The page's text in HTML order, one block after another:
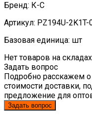
Бренд: К-С
Артикул: PZ194U-
Базовая единица: шт
Нет товаров на
Задать вопрос
Подробно расскажем
стоимости доставки,
предложение для
Задать вопрос